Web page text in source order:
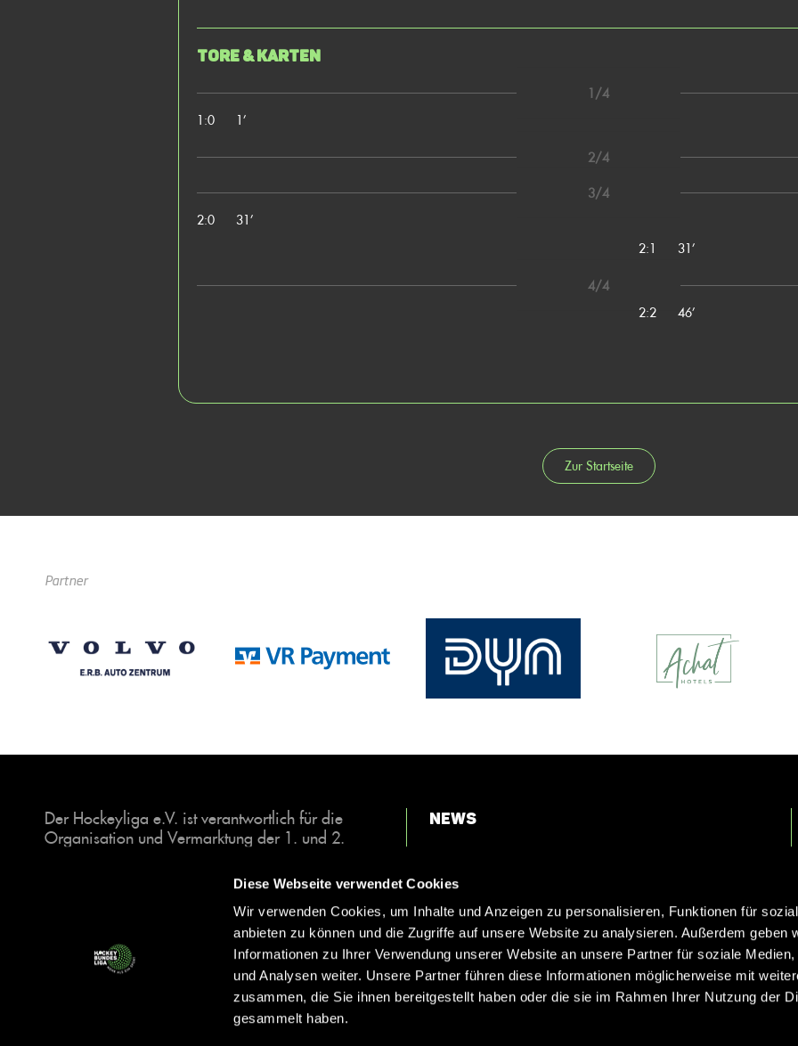
Diese Webseite verwendet Cookies
Wir verwenden Cookies, um Inhalte und Anzeigen zu personalisieren, Funktionen für
anbieten zu können und die Zugriffe auf unsere Website zu analysieren. Außerdem geben
Informationen zu Ihrer Verwendung unserer Website an unsere Partner für soziale Medien,
und Analysen weiter. Unsere Partner führen diese Informationen möglicherweise mit
zusammen, die Sie ihnen bereitgestellt haben oder die sie im Rahmen Ihrer Nutzung der
gesammelt haben.
Tore & Karten
1/4
1:0
1’
2/4
3/4
2:0
31’
2:1
31’
4/4
2:2
46’
Zur Startseite
Partner
Der Hockeyliga e.V. ist verantwortlich für die
Organisation und Vermarktung der 1. und 2.
Halle. Insgesamt sind über 60 Vereine unter dem
Dach der Hockeyliga organisiert, sowohl im
Herren als auch im Damen Bereich.
News
Kontakt